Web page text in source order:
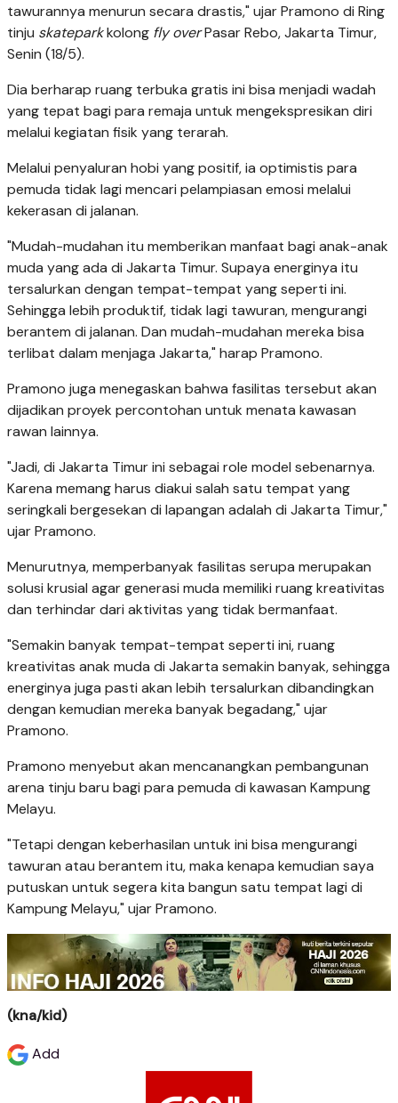
tawurannya menurun secara drastis," ujar Pramono di Ring
tinju skateparkkolong fly overPasar Rebo, Jakarta Timur,
Senin (18/5).
Dia berharap ruang terbuka gratis ini bisa menjadi wadah
yang tepat bagi para remaja untuk mengekspresikan diri
melalui kegiatan fisik yang terarah.
Melalui penyaluran hobi yang positif, ia optimistis para
pemuda tidak lagi mencari pelampiasan emosi melalui
kekerasan di jalanan.
"Mudah-mudahan itu memberikan manfaat bagi anak-anak
muda yang ada di Jakarta Timur. Supaya energinya itu
tersalurkan dengan tempat-tempat yang seperti ini.
Sehingga lebih produktif, tidak lagi tawuran, mengurangi
berantem di jalanan. Dan mudah-mudahan mereka bisa
terlibat dalam menjaga Jakarta," harap Pramono.
Pramono juga menegaskan bahwa fasilitas tersebut akan
dijadikan proyek percontohan untuk menata kawasan
rawan lainnya.
"Jadi, di Jakarta Timur ini sebagai role model sebenarnya.
Karena memang harus diakui salah satu tempat yang
seringkali bergesekan di lapangan adalah di Jakarta Timur,"
ujar Pramono.
Menurutnya, memperbanyak fasilitas serupa merupakan
solusi krusial agar generasi muda memiliki ruang kreativitas
dan terhindar dari aktivitas yang tidak bermanfaat.
"Semakin banyak tempat-tempat seperti ini, ruang
kreativitas anak muda di Jakarta semakin banyak, sehingga
energinya juga pasti akan lebih tersalurkan dibandingkan
dengan kemudian mereka banyak begadang," ujar
Pramono.
Pramono menyebut akan mencanangkan pembangunan
arena tinju baru bagi para pemuda di kawasan Kampung
Melayu.
"Tetapi dengan keberhasilan untuk ini bisa mengurangi
tawuran atau berantem itu, maka kenapa kemudian saya
putuskan untuk segera kita bangun satu tempat lagi di
Kampung Melayu," ujar Pramono.
(kna/kid)
Add